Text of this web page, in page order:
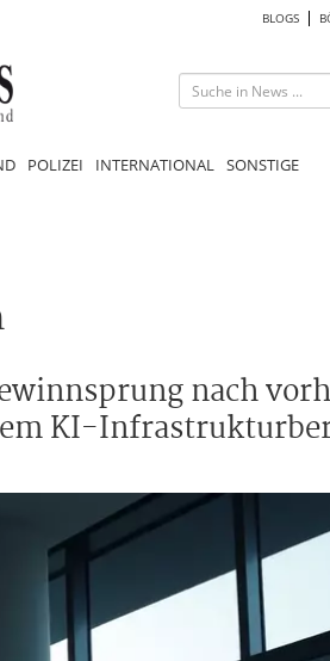
BLOGS
POLIZEI INTERNATIONAL SONSTIGE
nach
KI-